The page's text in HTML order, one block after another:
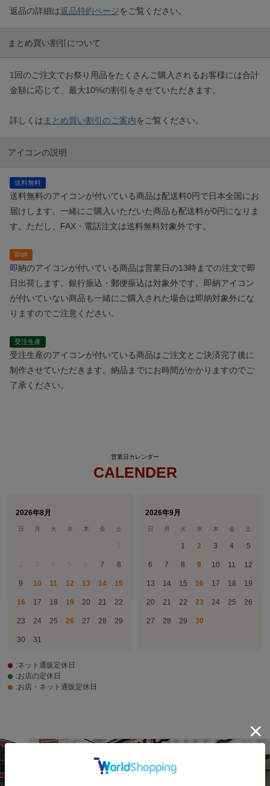
返品の詳細は返品特約ページをご覧ください。
まとめ買い割引について
1回のご注文でお祭り用品をたくさんご購入されるお客様には合計
金額に応じて、最大10%の割引をさせていただきます。
詳しくは まとめ買い割引のご案内をご覧ください。
アイコンの説明
送料無料
送料無料のアイコンが付いている商品は配送料0円で日本全国にお
届けします。一緒にご購入いただいた商品も配送料が0円になりま
す。ただし、FAX・電話注文は送料無料対象外です。
即納
即納のアイコンが付いている商品は営業日の13時までの注文で即
日出荷します。銀行振込・郵便振込は対象外です。即納アイコン
が付いていない商品も一緒にご購入された場合は即納対象外にな
りますのでご注意ください。
受注生産
受注生産のアイコンが付いている商品はご注文とご決済完了後に
制作させていただきます。納品までにお時間がかかりますのでご
了承ください。
CALENDER
2026年8月
日 月 火 水 木 金 土
7 8
9 10 11 12 13 14 15
16 17 18 19 20 21 22
23 24 25 26 27 28 29
30 31
2026年9月
日 月 火 水 木 金 土
1 2 3 4 5
6 7 8 9 10 11 12
13 14 15 16 17 18 19
20 21 22 23 24 25 26
27 28 29 30
:ネット通販定休日
:お店の定休日
:お店・ネット通販定休日